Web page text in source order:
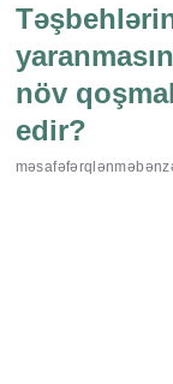
növ
edir?
məsafəfərqlənmə